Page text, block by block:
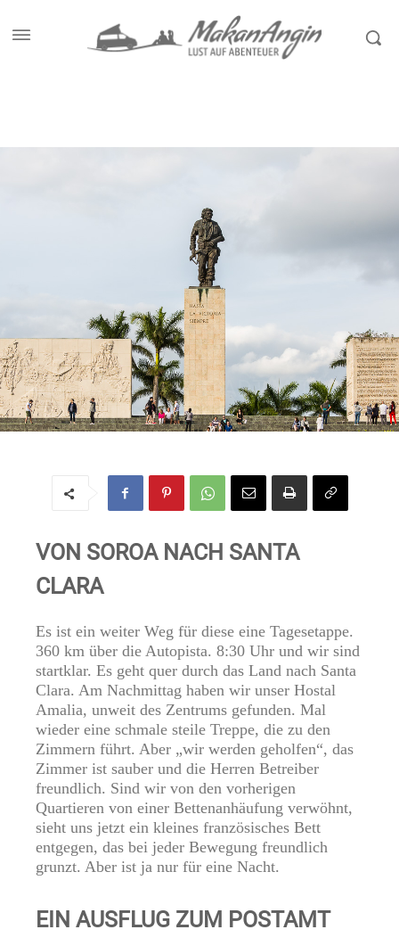
SANTA CLARA – STADT MIT
ROVOLUTIONÄREM DUFT
VON SOROA NACH SANTA
CLARA
Es ist ein weiter Weg für diese eine Tagesetappe.
360 km über die Autopista. 8:30 Uhr und wir sind
startklar. Es geht quer durch das Land nach Santa
Clara. Am Nachmittag haben wir unser Hostal
Amalia, unweit des Zentrums gefunden. Mal
wieder eine schmale steile Treppe, die zu den
Zimmern führt. Aber „wir werden geholfen“, das
Zimmer ist sauber und die Herren Betreiber
freundlich. Sind wir von den vorherigen
Quartieren von einer Bettenanhäufung verwöhnt,
sieht uns jetzt ein kleines französisches Bett
entgegen, das bei jeder Bewegung freundlich
grunzt. Aber ist ja nur für eine Nacht.
EIN AUSFLUG ZUM POSTAMT